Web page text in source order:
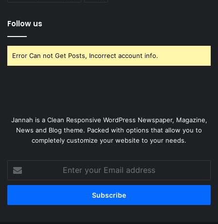
Follow us
Error Can not Get Posts, Incorrect account info.
Jannah is a Clean Responsive WordPress Newspaper, Magazine,
News and Blog theme. Packed with options that allow you to
completely customize your website to your needs.
your
Email